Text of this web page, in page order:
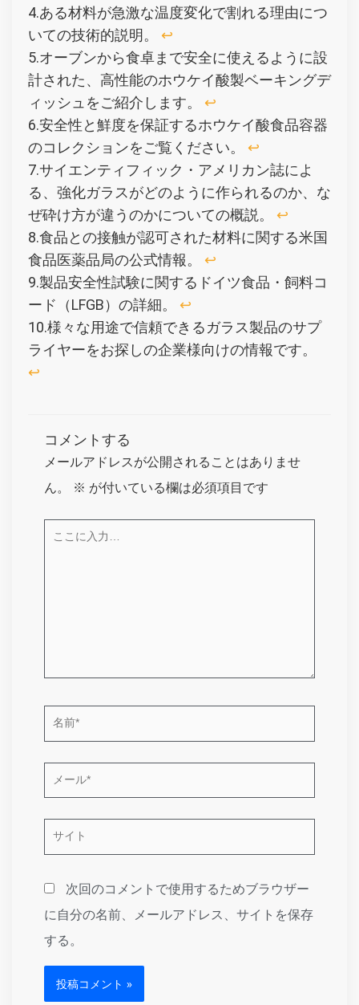
4.ある材料が急激な温度変化で割れる理由につ
いての技術的説明。 ↩︎
5.オーブンから食卓まで安全に使えるように設
計された、高性能のホウケイ酸製ベーキングデ
ィッシュをご紹介します。 ↩︎
6.安全性と鮮度を保証するホウケイ酸食品容器
のコレクションをご覧ください。 ↩︎
7.サイエンティフィック・アメリカン誌によ
る、強化ガラスがどのように作られるのか、な
ぜ砕け方が違うのかについての概説。 ↩︎
8.食品との接触が認可された材料に関する米国
食品医薬品局の公式情報。 ↩︎
9.製品安全性試験に関するドイツ食品・飼料コ
ード（LFGB）の詳細。 ↩︎
10.様々な用途で信頼できるガラス製品のサプ
ライヤーをお探しの企業様向けの情報です。
↩︎
コメントする
メールアドレスが公開されることはありませ
ん。
※ が付いている欄は必須項目です
こ
名
前
*
ー
ル
*
サ
イ
ト
次回のコメントで使用するためブラウザー
に自分の名前、メールアドレス、サイトを保存
する。